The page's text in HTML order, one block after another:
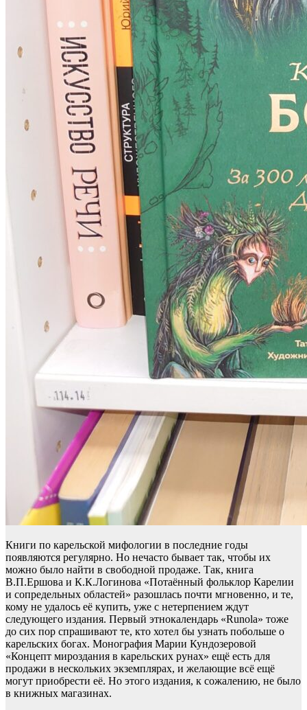
Книги по карельской мифологии в последние годы
появляются регулярно. Но нечасто бывает так, чтобы их
можно было найти в свободной продаже. Так, книга
В.П.Ершова и К.К.Логинова «Потаённый фольклор Карелии
и сопредельных областей» разошлась почти мгновенно, и те,
кому не удалось её купить, уже с нетерпением ждут
следующего издания. Первый этнокалендарь «Runola» тоже
до сих пор спрашивают те, кто хотел бы узнать побольше о
карельских богах. Монография Марии Кундозеровой
«Концепт мироздания в карельских рунах» ещё есть для
продажи в нескольких экземплярах, и желающие всё ещё
могут приобрести её. Но этого издания, к сожалению, не было
в книжных магазинах.